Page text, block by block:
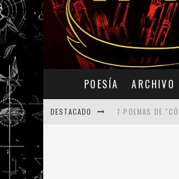
POESÍA ARCHIVO
DESTACADO
SOBRE